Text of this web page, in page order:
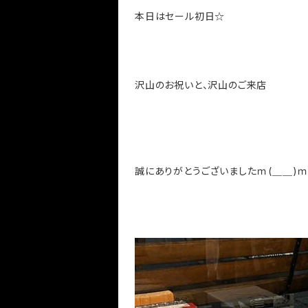
本日はセール初日☆
沢山のお祝いと、沢山のご来店
誠にありがとうございましたｍ(＿＿)